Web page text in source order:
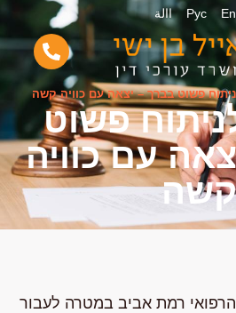
Рус االة
פשוט בברך – יצאה עם כוויה קשה
פשוט
עם כוויה
הרפואי רמת אביב במטרה לעבור